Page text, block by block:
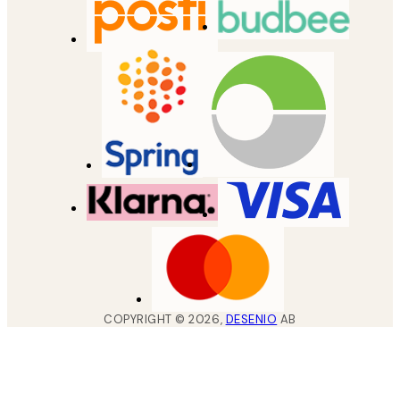
COPYRIGHT ©2026, DESENIO AB